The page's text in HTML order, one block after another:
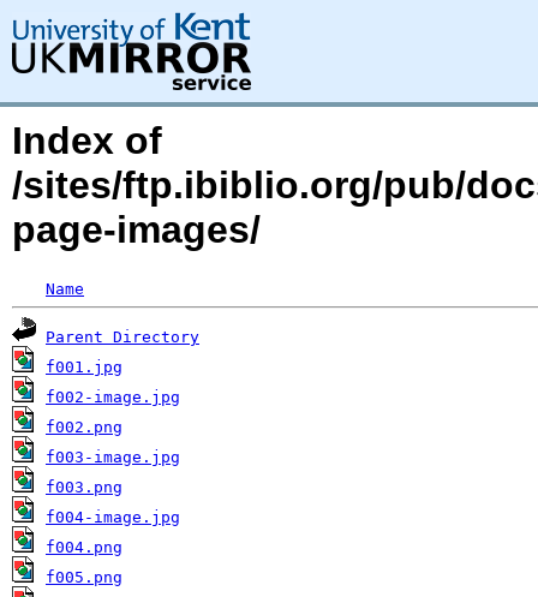
Index of
/sites/ftp.ibiblio.org/pub/
page-images/
Name
Parent Directory
f001.jpg
f002-image.jpg
f002.png
f003-image.jpg
f003.png
f004-image.jpg
f004.png
f005.png